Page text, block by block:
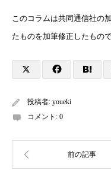
このコラムは共同通信社の
たものを加筆修正したもので
投稿者: youeki
コメント: 0